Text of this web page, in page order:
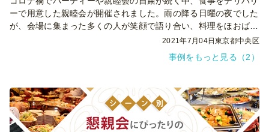
ーで用意した親睦会が開催されました。雨の降る日曜の夜でした
が、会場に集まった多くの人が笑顔で語り合い、料理をほおばり
2021年7月04日東京都中央区
事例をもっと見る（2）